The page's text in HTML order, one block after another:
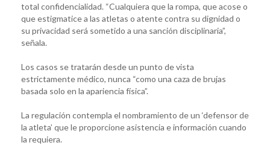
total confidencialidad. “Cualquiera que la rompa, que acose o
que estigmatice a las atletas o atente contra su dignidad o
su privacidad será sometido a una sanción disciplinaria”,
señala.
Los casos se tratarán desde un punto de vista
estrictamente médico, nunca “como una caza de brujas
basada solo en la apariencia física”.
La regulación contempla el nombramiento de un ‘defensor de
la atleta’ que le proporcione asistencia e información cuando
la requiera.